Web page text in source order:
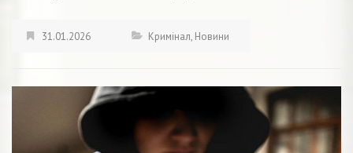
31.01.2026 Кримінал, Новини